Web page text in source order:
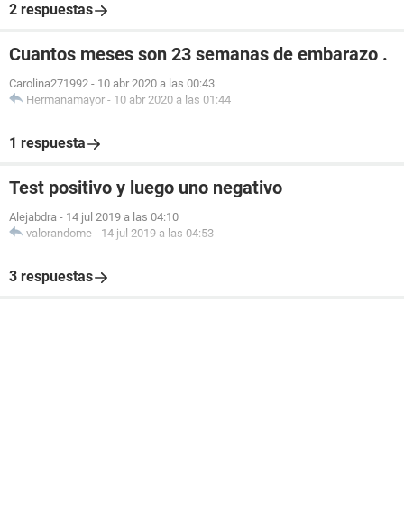
2 respuestas
Cuantos meses son 23 semanas de embarazo .
Carolina271992 - 10 abr 2020 a las 00:43
Hermanamayor - 10 abr 2020 a las 01:44
1 respuesta
Test positivo y luego uno negativo
Alejabdra - 14 jul 2019 a las 04:10
valorandome - 14 jul 2019 a las 04:53
3 respuestas